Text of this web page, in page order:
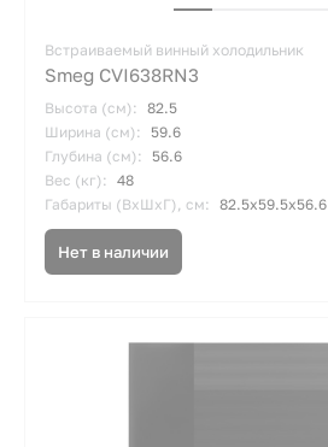
Встраиваемый винный холодильник
Smeg CVI638RN3
Высота (см): 82.5
Ширина (см):
59.6
Глубина (см):
56.6
Вес (кг): 48
Габариты (ВхШхГ), см: 82.5х59.5х56.6
Нет в наличии